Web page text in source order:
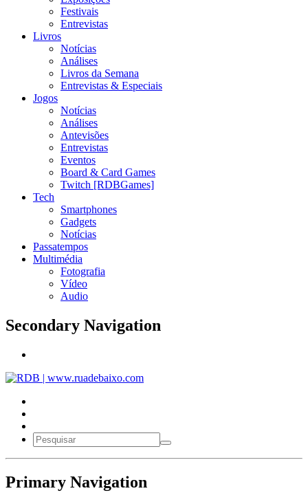
Festivais
Entrevistas
Livros
Notícias
Análises
Livros da Semana
Entrevistas & Especiais
Jogos
Notícias
Análises
Antevisões
Entrevistas
Eventos
Board & Card Games
Twitch [RDBGames]
Tech
Smartphones
Gadgets
Notícias
Passatempos
Multimédia
Fotografia
Vídeo
Audio
Secondary Navigation
Primary Navigation